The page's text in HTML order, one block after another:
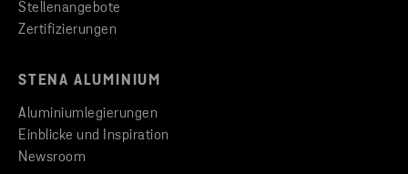
Stellenangebote
Zertifizierungen
STENA ALUMINIUM
Aluminiumlegierungen
Einblicke und Inspiration
Newsroom